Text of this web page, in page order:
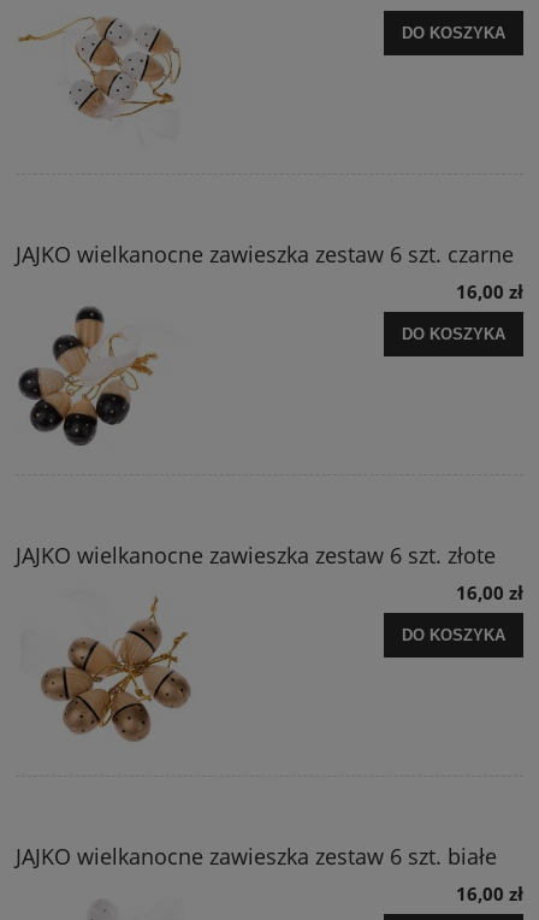
DO KOSZYKA
JAJKO wielkanocne zawieszka zestaw 6 szt. czarne
16,00 zł
DO KOSZYKA
JAJKO wielkanocne zawieszka zestaw 6 szt. złote
16,00 zł
DO KOSZYKA
JAJKO wielkanocne zawieszka zestaw 6 szt. białe
16,00 zł